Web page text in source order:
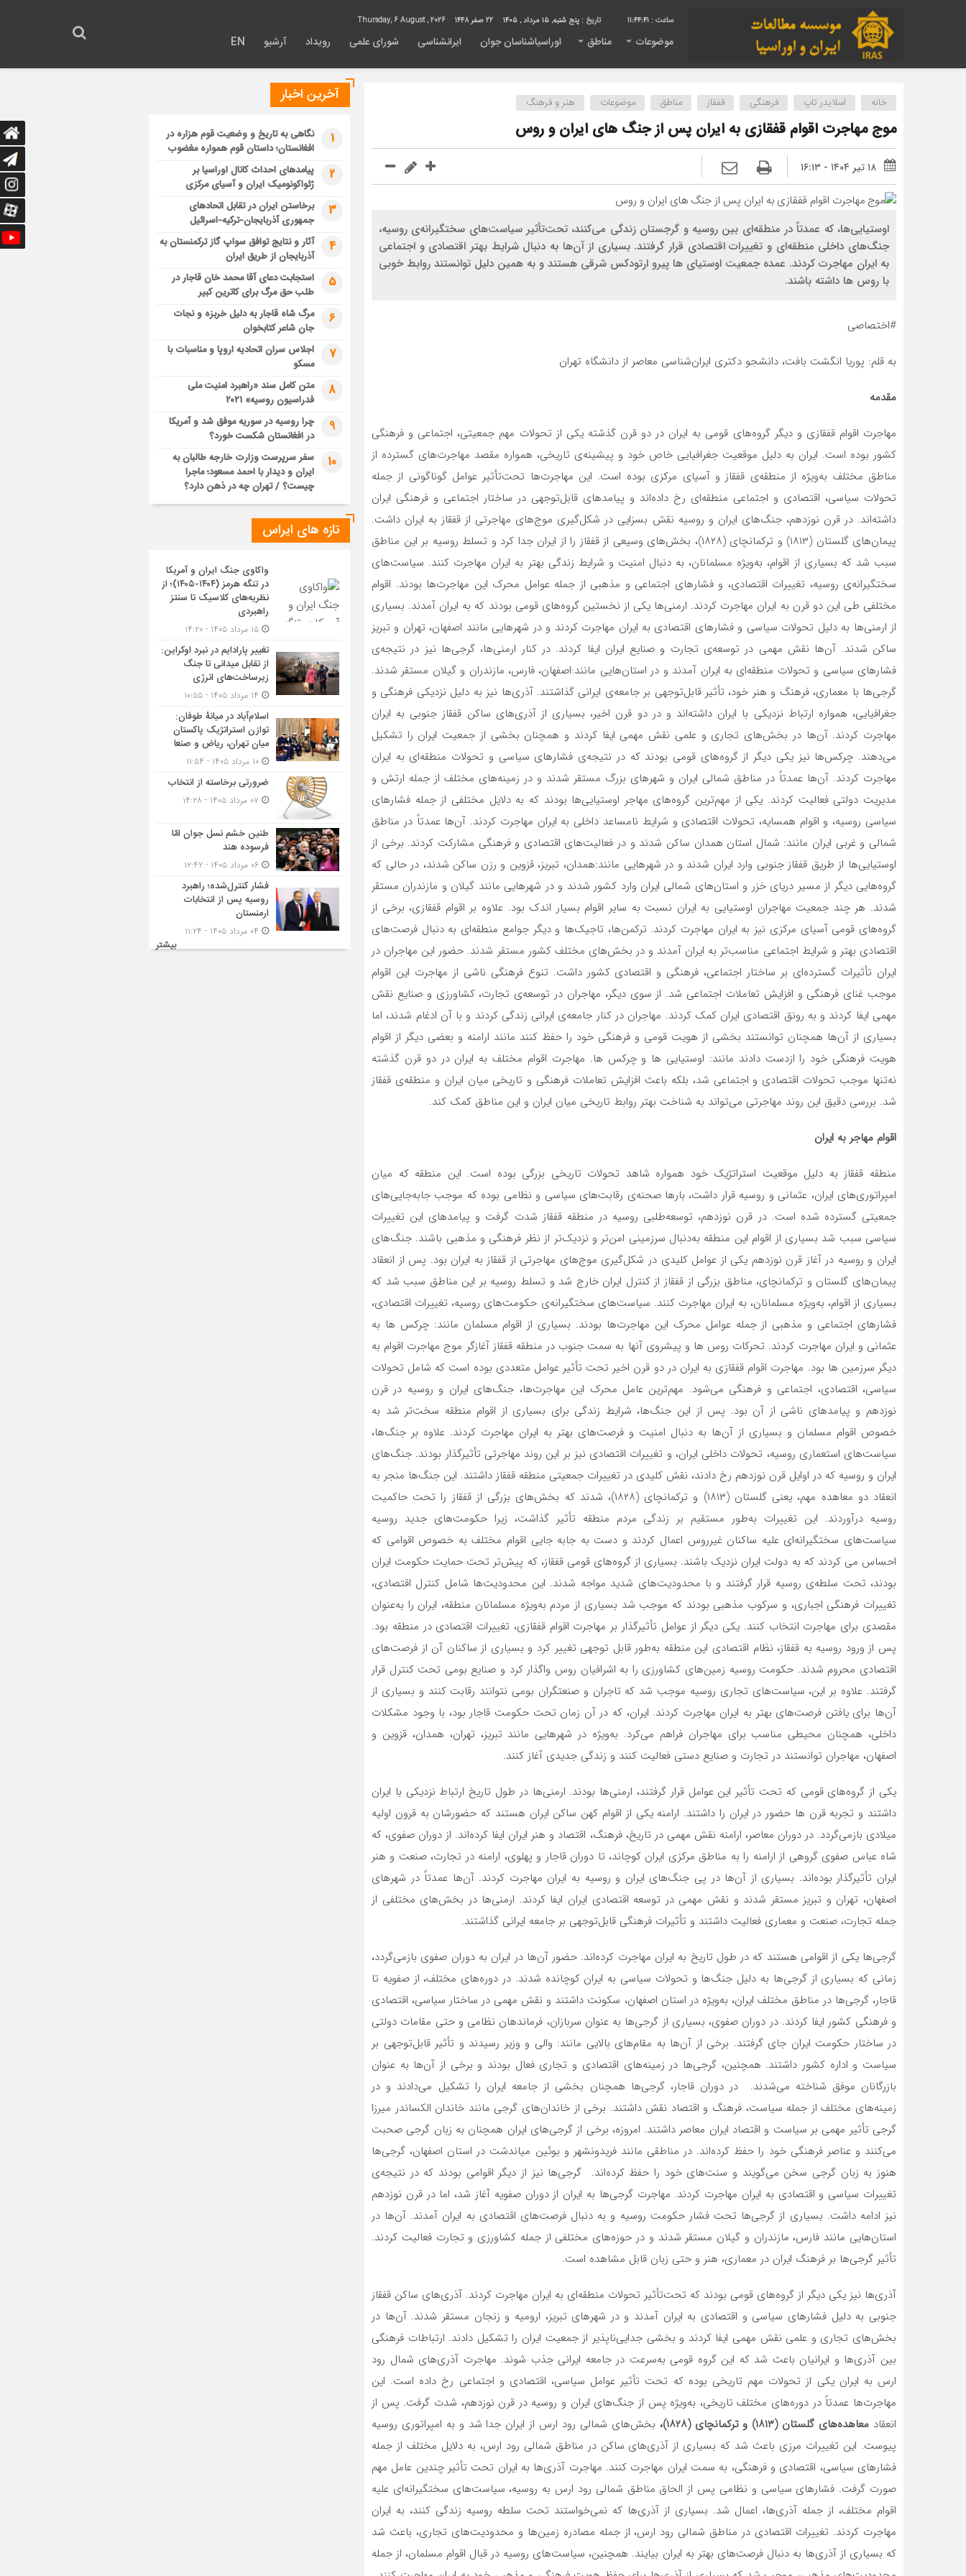
11:44:42 تاریخ : پنج شنبه, ۱۵ مرداد , ۱۴۰۵ 22 صفر 1448
موضوعات مناطق اوراسیاشناسان جوان ایرانشناسی شورای علمی رویداد آرشیو EN
خانه اسلایدر تاپ فرهنگی قفقاز مناطق موضوعات هنر و فرهنگ
موج مهاجرت اقوام قفقازی به ایران پس از جنگ های ایران و روس
۱۸ تیر ۱۴۰۴ - ۱۶:۱۳
اوستیایی‌ها، که عمدتاً در منطقه‌ای بین روسیه و گرجستان زندگی می‌کنند، تحت‌تأثیر سیاست‌های سختگیرانه‌ی روسیه،
جنگ‌های داخلی منطقه‌ای و تغییرات اقتصادی قرار گرفتند. بسیاری از آن‌ها به دنبال شرایط بهتر اقتصادی و اجتماعی
به ایران مهاجرت کردند. عمده جمعیت اوستیای ها پیرو ارتودکس شرقی هستند و به همین دلیل توانستند روابط خوبی
با روس ها داشته باشند.
#اختصاصی
به قلم: پوریا انگشت بافت، دانشجو دکتری ایران‌شناسی معاصر از دانشگاه تهران
مقدمه
مهاجرت اقوام قفقازی و دیگر گروه‌های قومی به ایران در دو قرن گذشته یکی از تحولات مهم جمعیتی، اجتماعی و فرهنگی
کشور بوده است. ایران به دلیل موقعیت جغرافیایی خاص خود و پیشینه‌ی تاریخی، همواره مقصد مهاجرت‌های گسترده از
مناطق مختلف به‌ویژه از منطقه‌ی قفقاز و آسیای مرکزی بوده است. این مهاجرت‌ها تحت‌تأثیر عوامل گوناگونی از جمله
تحولات سیاسی، اقتصادی و اجتماعی منطقه‌ای رخ داده‌اند و پیامدهای قابل‌توجهی در ساختار اجتماعی و فرهنگی ایران
داشته‌اند. در قرن نوزدهم، جنگ‌های ایران و روسیه نقش بسزایی در شکل‌گیری موج‌های مهاجرتی از قفقاز به ایران داشت.
پیمان‌های گلستان (۱۸۱۳) و ترکمانچای (۱۸۲۸)، بخش‌های وسیعی از قفقاز را از ایران جدا کرد و تسلط روسیه بر این مناطق
سبب شد که بسیاری از اقوام، به‌ویژه مسلمانان، به دنبال امنیت و شرایط زندگی بهتر به ایران مهاجرت کنند. سیاست‌های
سختگیرانه‌ی روسیه، تغییرات اقتصادی، و فشارهای اجتماعی و مذهبی از جمله عوامل محرک این مهاجرت‌ها بودند. اقوام
مختلفی طی این دو قرن به ایران مهاجرت کردند. ارمنی‌ها یکی از نخستین گروه‌های قومی بودند که به ایران آمدند. بسیاری
از ارمنی‌ها به دلیل تحولات سیاسی و فشارهای اقتصادی به ایران مهاجرت کردند و در شهرهایی مانند اصفهان، تهران و تبریز
ساکن شدند. آن‌ها نقش مهمی در توسعه‌ی تجارت و صنایع ایران ایفا کردند. در کنار ارمنی‌ها، گرجی‌ها نیز در نتیجه‌ی
فشارهای سیاسی و تحولات منطقه‌ای به ایران آمدند و در استان‌هایی مانند:اصفهان، فارس، مازندران و گیلان مستقر شدند.
گرجی‌ها با معماری، فرهنگ و هنر خود، تأثیر قابل‌توجهی بر جامعه‌ی ایرانی گذاشتند. آذری‌ها نیز به دلیل نزدیکی فرهنگی و
جغرافیایی، همواره ارتباط نزدیکی با ایران داشته‌اند و در دو قرن اخیر، بسیاری از آذری‌های ساکن قفقاز جنوبی به ایران
مهاجرت کردند. آن‌ها در بخش‌های تجاری و علمی نقش مهمی ایفا کردند و همچنان بخشی از جمعیت ایران را تشکیل
می‌دهند. چرکس‌ها نیز یکی دیگر از گروه‌های قومی بودند که در نتیجه‌ی فشارهای سیاسی و تحولات منطقه‌ای به ایران
مهاجرت کردند. آن‌ها عمدتاً در مناطق شمالی ایران و شهرهای بزرگ مستقر شدند و در زمینه‌های مختلف از جمله ارتش و
مدیریت دولتی فعالیت کردند. یکی از مهم‌ترین گروه‌های مهاجر اوستیایی‌ها بودند که به دلایل مختلفی از جمله فشارهای
سیاسی روسیه، و اقوام همسایه، تحولات اقتصادی و شرایط نامساعد داخلی به ایران مهاجرت کردند. آن‌ها عمدتاً در مناطق
شمالی و غربی ایران مانند: شمال استان همدان ساکن شدند و در فعالیت‌های اقتصادی و فرهنگی مشارکت کردند. برخی از
اوستیایی‌ها از طریق قفقاز جنوبی وارد ایران شدند و در شهرهایی مانند:همدان، تبریز، قزوین و رزن ساکن شدند، در حالی که
گروه‌هایی دیگر از مسیر دریای خزر و استان‌های شمالی ایران وارد کشور شدند و در شهرهایی مانند گیلان و مازندران مستقر
شدند. هر چند جمعیت مهاجران اوستیایی به ایران نسبت به سایر اقوام بسیار اندک بود. علاوه بر اقوام قفقازی، برخی از
گروه‌های قومی آسیای مرکزی نیز به ایران مهاجرت کردند. ترکمن‌ها، تاجیک‌ها و دیگر جوامع منطقه‌ای به دنبال فرصت‌های
اقتصادی بهتر و شرایط اجتماعی مناسب‌تر به ایران آمدند و در بخش‌های مختلف کشور مستقر شدند. حضور این مهاجران در
ایران تأثیرات گسترده‌ای بر ساختار اجتماعی، فرهنگی و اقتصادی کشور داشت. تنوع فرهنگی ناشی از مهاجرت این اقوام
موجب غنای فرهنگی و افزایش تعاملات اجتماعی شد. از سوی دیگر، مهاجران در توسعه‌ی تجارت، کشاورزی و صنایع نقش
مهمی ایفا کردند و به رونق اقتصادی ایران کمک کردند. مهاجران در کنار جامعه‌ی ایرانی زندگی کردند و با آن ادغام شدند، اما
بسیاری از آن‌ها همچنان توانستند بخشی از هویت قومی و فرهنگی خود را حفظ کنند مانند ارامنه و بعضی دیگر از اقوام
هویت فرهنگی خود را ازدست دادند مانند: اوستیایی ها و چرکس ها. مهاجرت اقوام مختلف به ایران در دو قرن گذشته
نه‌تنها موجب تحولات اقتصادی و اجتماعی شد، بلکه باعث افزایش تعاملات فرهنگی و تاریخی میان ایران و منطقه‌ی قفقاز
شد. بررسی دقیق این روند مهاجرتی می‌تواند به شناخت بهتر روابط تاریخی میان ایران و این مناطق کمک کند.
اقوام مهاجر به ایران
منطقه قفقاز به دلیل موقعیت استراتژیک خود همواره شاهد تحولات تاریخی بزرگی بوده است. این منطقه که میان
امپراتوری‌های ایران، عثمانی و روسیه قرار داشت، بارها صحنه‌ی رقابت‌های سیاسی و نظامی بوده که موجب جابه‌جایی‌های
جمعیتی گسترده شده است. در قرن نوزدهم، توسعه‌طلبی روسیه در منطقه قفقاز شدت گرفت و پیامدهای این تغییرات
سیاسی سبب شد بسیاری از اقوام این منطقه به‌دنبال سرزمینی امن‌تر و نزدیک‌تر از نظر فرهنگی و مذهبی باشند. جنگ‌های
ایران و روسیه در آغاز قرن نوزدهم یکی از عوامل کلیدی در شکل‌گیری موج‌های مهاجرتی از قفقاز به ایران بود. پس از انعقاد
پیمان‌های گلستان و ترکمانچای، مناطق بزرگی از قفقاز از کنترل ایران خارج شد و تسلط روسیه بر این مناطق سبب شد که
بسیاری از اقوام، به‌ویژه مسلمانان، به ایران مهاجرت کنند. سیاست‌های سختگیرانه‌ی حکومت‌های روسیه، تغییرات اقتصادی،
فشارهای اجتماعی و مذهبی از جمله عوامل محرک این مهاجرت‌ها بودند. بسیاری از اقوام مسلمان مانند: چرکس ها به
عثمانی و ایران مهاجرت کردند. تحرکات روس ها و پیشروی آنها به سمت جنوب در منطقه قفقاز آغازگر موج مهاجرت اقوام به
دیگر سرزمین ها بود. مهاجرت اقوام قفقازی به ایران در دو قرن اخیر تحت تأثیر عوامل متعددی بوده است که شامل تحولات
سیاسی، اقتصادی، اجتماعی و فرهنگی می‌شود. مهم‌ترین عامل محرک این مهاجرت‌ها، جنگ‌های ایران و روسیه در قرن
نوزدهم و پیامدهای ناشی از آن بود. پس از این جنگ‌ها، شرایط زندگی برای بسیاری از اقوام منطقه سخت‌تر شد به
خصوص اقوام مسلمان و بسیاری از آن‌ها به دنبال امنیت و فرصت‌های بهتر به ایران مهاجرت کردند. علاوه بر جنگ‌ها،
سیاست‌های استعماری روسیه، تحولات داخلی ایران، و تغییرات اقتصادی نیز بر این روند مهاجرتی تأثیرگذار بودند. جنگ‌های
ایران و روسیه که در اوایل قرن نوزدهم رخ دادند، نقش کلیدی در تغییرات جمعیتی منطقه قفقاز داشتند. این جنگ‌ها منجر به
انعقاد دو معاهده مهم، یعنی گلستان (۱۸۱۳) و ترکمانچای (۱۸۲۸)، شدند که بخش‌های بزرگی از قفقاز را تحت حاکمیت
روسیه درآوردند. این تغییرات به‌طور مستقیم بر زندگی مردم منطقه تأثیر گذاشت، زیرا حکومت‌های جدید روسیه
سیاست‌های سختگیرانه‌ای علیه ساکنان غیرروس اعمال کردند و دست به جابه جایی اقوام مختلف به خصوص اقوامی که
احساس می کردند که به دولت ایران نزدیک باشند. بسیاری از گروه‌های قومی قفقاز، که پیش‌تر تحت حمایت حکومت ایران
بودند، تحت سلطه‌ی روسیه قرار گرفتند و با محدودیت‌های شدید مواجه شدند. این محدودیت‌ها شامل کنترل اقتصادی،
تغییرات فرهنگی اجباری، و سرکوب مذهبی بودند که موجب شد بسیاری از مردم به‌ویژه مسلمانان منطقه، ایران را به‌عنوان
مقصدی برای مهاجرت انتخاب کنند. یکی دیگر از عوامل تأثیرگذار بر مهاجرت اقوام قفقازی، تغییرات اقتصادی در منطقه بود.
پس از ورود روسیه به قفقاز، نظام اقتصادی این منطقه به‌طور قابل توجهی تغییر کرد و بسیاری از ساکنان آن از فرصت‌های
اقتصادی محروم شدند. حکومت روسیه زمین‌های کشاورزی را به اشرافیان روس واگذار کرد و صنایع بومی تحت کنترل قرار
گرفتند. علاوه بر این، سیاست‌های تجاری روسیه موجب شد که تاجران و صنعتگران بومی نتوانند رقابت کنند و بسیاری از
آن‌ها برای یافتن فرصت‌های بهتر به ایران مهاجرت کردند. ایران، که در آن زمان تحت حکومت قاجار بود، با وجود مشکلات
داخلی، همچنان محیطی مناسب برای مهاجران فراهم می‌کرد. به‌ویژه در شهرهایی مانند تبریز، تهران، همدان، قزوین و
اصفهان، مهاجران توانستند در تجارت و صنایع دستی فعالیت کنند و زندگی جدیدی آغاز کنند.
یکی از گروه‌های قومی که تحت تأثیر این عوامل قرار گرفتند، ارمنی‌ها بودند. ارمنی‌ها در طول تاریخ ارتباط نزدیکی با ایران
داشتند و تجربه قرن ها حضور در ایران را داشتند. ارامنه یکی از اقوام کهن ساکن ایران هستند که حضورشان به قرون اولیه
میلادی بازمی‌گردد. در دوران معاصر، ارامنه نقش مهمی در تاریخ، فرهنگ، اقتصاد و هنر ایران ایفا کرده‌اند. از دوران صفوی، که
شاه عباس صفوی گروهی از ارامنه را به مناطق مرکزی ایران کوچاند، تا دوران قاجار و پهلوی، ارامنه در تجارت، صنعت و هنر
ایران تأثیرگذار بوده‌اند. بسیاری از آن‌ها در پی جنگ‌های ایران و روسیه به ایران مهاجرت کردند. آن‌ها عمدتاً در شهرهای
اصفهان، تهران و تبریز مستقر شدند و نقش مهمی در توسعه اقتصادی ایران ایفا کردند. ارمنی‌ها در بخش‌های مختلفی از
جمله تجارت، صنعت و معماری فعالیت داشتند و تأثیرات فرهنگی قابل‌توجهی بر جامعه ایرانی گذاشتند.
گرجی‌ها یکی از اقوامی هستند که در طول تاریخ به ایران مهاجرت کرده‌اند. حضور آن‌ها در ایران به دوران صفوی بازمی‌گردد،
زمانی که بسیاری از گرجی‌ها به دلیل جنگ‌ها و تحولات سیاسی به ایران کوچانده شدند. در دوره‌های مختلف، از صفویه تا
قاجار، گرجی‌ها در مناطق مختلف ایران، به‌ویژه در استان اصفهان، سکونت داشتند و نقش مهمی در ساختار سیاسی، اقتصادی
و فرهنگی کشور ایفا کردند. در دوران صفوی، بسیاری از گرجی‌ها به عنوان سربازان، فرماندهان نظامی و حتی مقامات دولتی
در ساختار حکومت ایران جای گرفتند. برخی از آن‌ها به مقام‌های بالایی مانند: والی و وزیر رسیدند و تأثیر قابل‌توجهی بر
سیاست و اداره کشور داشتند. همچنین، گرجی‌ها در زمینه‌های اقتصادی و تجاری فعال بودند و برخی از آن‌ها به عنوان
بازرگانان موفق شناخته می‌شدند. در دوران قاجار، گرجی‌ها همچنان بخشی از جامعه ایران را تشکیل می‌دادند و در
زمینه‌های مختلف از جمله سیاست، فرهنگ و اقتصاد نقش داشتند. برخی از خاندان‌های گرجی مانند خاندان الکساندر میرزا
گرجی تأثیر مهمی بر سیاست و اقتصاد ایران معاصر داشتند. امروزه، برخی از گرجی‌های ایران همچنان به زبان گرجی صحبت
می‌کنند و عناصر فرهنگی خود را حفظ کرده‌اند. در مناطقی مانند فریدونشهر و بوئین میاندشت در استان اصفهان، گرجی‌ها
هنوز به زبان گرجی سخن می‌گویند و سنت‌های خود را حفظ کرده‌اند. گرجی‌ها نیز از دیگر اقوامی بودند که در نتیجه‌ی
تغییرات سیاسی و اقتصادی به ایران مهاجرت کردند. مهاجرت گرجی‌ها به ایران از دوران صفویه آغاز شد، اما در قرن نوزدهم
نیز ادامه داشت. بسیاری از گرجی‌ها تحت فشار حکومت روسیه و به دنبال فرصت‌های اقتصادی به ایران آمدند. آن‌ها در
استان‌هایی مانند فارس، مازندران و گیلان مستقر شدند و در حوزه‌های مختلفی از جمله کشاورزی و تجارت فعالیت کردند.
تأثیر گرجی‌ها بر فرهنگ ایران در معماری، هنر و حتی زبان قابل مشاهده است.
آذری‌ها نیز یکی دیگر از گروه‌های قومی بودند که تحت‌تأثیر تحولات منطقه‌ای به ایران مهاجرت کردند. آذری‌های ساکن قفقاز
جنوبی به دلیل فشارهای سیاسی و اقتصادی به ایران آمدند و در شهرهای تبریز، ارومیه و زنجان مستقر شدند. آن‌ها در
بخش‌های تجاری و علمی نقش مهمی ایفا کردند و بخشی جدایی‌ناپذیر از جمعیت ایران را تشکیل دادند. ارتباطات فرهنگی
بین آذری‌ها و ایرانیان باعث شد که این گروه قومی به‌سرعت در جامعه ایرانی جذب شوند. مهاجرت آذری‌های شمال رود
ارس به ایران یکی از تحولات مهم تاریخی بوده که تحت تأثیر عوامل سیاسی، اقتصادی و اجتماعی رخ داده است. این
مهاجرت‌ها عمدتاً در دوره‌های مختلف تاریخی، به‌ویژه پس از جنگ‌های ایران و روسیه در قرن نوزدهم، شدت گرفت. پس از
انعقاد معاهده‌های گلستان (۱۸۱۳) و ترکمانچای (۱۸۲۸) ، بخش‌های شمالی رود ارس از ایران جدا شد و به امپراتوری روسیه
پیوست. این تغییرات مرزی باعث شد که بسیاری از آذری‌های ساکن در مناطق شمالی رود ارس، به دلایل مختلف از جمله
فشارهای سیاسی، اقتصادی و فرهنگی، به سمت ایران مهاجرت کنند. مهاجرت آذری‌ها به ایران تحت تأثیر چندین عامل مهم
صورت گرفت. فشارهای سیاسی و نظامی پس از الحاق مناطق شمالی رود ارس به روسیه، سیاست‌های سختگیرانه‌ای علیه
اقوام مختلف، از جمله آذری‌ها، اعمال شد. بسیاری از آذری‌ها که نمی‌خواستند تحت سلطه روسیه زندگی کنند، به ایران
مهاجرت کردند. تغییرات اقتصادی در مناطق شمالی رود ارس، از جمله مصادره زمین‌ها و محدودیت‌های تجاری، باعث شد
که بسیاری از آذری‌ها به دنبال فرصت‌های بهتر به ایران بیایند. همچنین، سیاست‌های روسیه در قبال اقوام مسلمان، از جمله
آخرین اخبار
1
نگاهی به تاریخ و وضعیت قوم هزاره در
افغانستان؛ داستان قوم همواره مغضوب
2
پیامدهای احداث کانال اوراسیا بر
ژئواکونومیک ایران و آسیای مرکزی
3
برخاستن ایران در تقابل اتحادهای
جمهوری آذربایجان-ترکیه-اسرائیل
4
آثار و نتایج توافق سواپ گاز ترکمنستان به
آذربایجان از طریق ایران
5
استجابت دعای آقا محمد خان قاجار در
طلب حق مرگ برای کاترین کبیر
6
مرگ شاه قاجار به دلیل خربزه و نجات
جان شاعر کتابخوان
7
اجلاس سران اتحادیه اروپا و مناسبات با
مسکو
8
متن کامل سند «راهبرد امنیت ملی
فدراسیون روسیه» ۲۰۲۱
9
چرا روسیه در سوریه موفق شد و آمریکا
در افغانستان شکست خورد؟
10
سفر سرپرست وزارت خارجه طالبان به
ایران و دیدار با احمد مسعود؛ ماجرا
چیست؟ / تهران چه در ذهن دارد؟
تازه های ایراس
واکاوی جنگ ایران و آمریکا
در تنگه هرمز (۱۴۰۴-۱۴۰۵)؛ از
نظریه‌های کلاسیک تا سنتز
راهبردی
تغییر پارادایم در نبرد اوکراین:
از تقابل میدانی تا جنگ
زیرساخت‌های انرژی
اسلام‌آباد در میانۀ طوفان:
توازن استراتژیک پاکستان
میان تهران، ریاض و صنعا
ضرورتی برخاسته از انتخاب
طنین خشم نسل جوان امّا
فرسوده هند
فشار کنترل‌شده؛ راهبرد
روسیه پس از انتخابات
ارمنستان
بیشتر